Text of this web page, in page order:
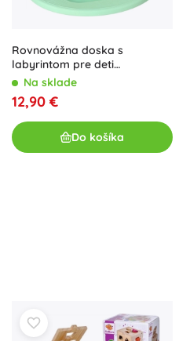
Rovnovážna doska s
labyrintom pre deti
mentolová
Na sklade
12,90 €
Do košíka